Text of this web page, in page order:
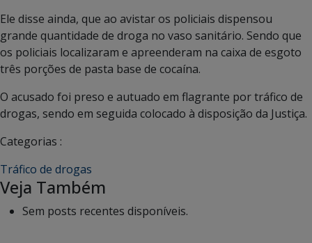
Ele disse ainda, que ao avistar os policiais dispensou
grande quantidade de droga no vaso sanitário. Sendo que
os policiais localizaram e apreenderam na caixa de esgoto
três porções de pasta base de cocaína.
O acusado foi preso e autuado em flagrante por tráfico de
drogas, sendo em seguida colocado à disposição da Justiça.
Categorias :
Tráfico de drogas
Veja Também
Sem posts recentes disponíveis.